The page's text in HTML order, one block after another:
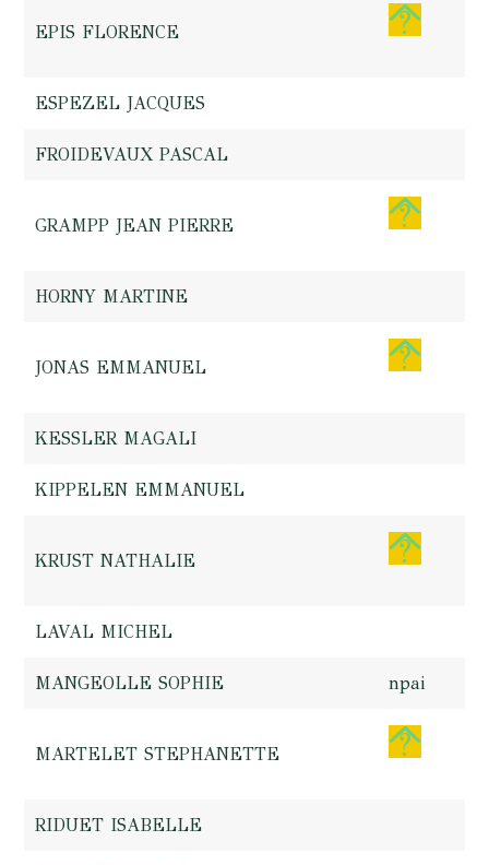
EPIS FLORENCE
ESPEZEL JACQUES
FROIDEVAUX PASCAL
GRAMPP JEAN PIERRE
HORNY MARTINE
JONAS EMMANUEL
KESSLER MAGALI
KIPPELEN EMMANUEL
KRUST NATHALIE
LAVAL MICHEL
MANGEOLLE SOPHIE npai
MARTELET STEPHANETTE
RIDUET ISABELLE